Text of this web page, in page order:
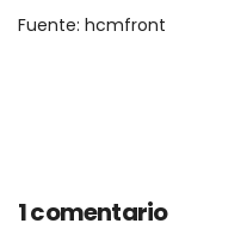
Fuente: hcmfront
1 comentario